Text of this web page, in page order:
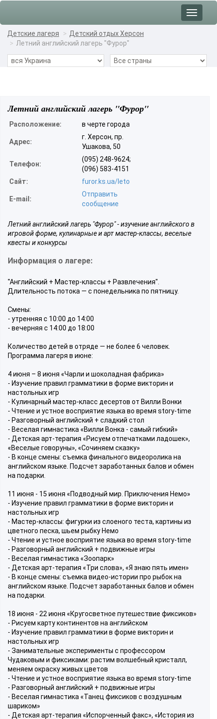
Toggle
Детские лагеря
Детский отдых Херсон
Летний английский лагерь "Фурор"
Летний английский лагерь "Фурор"
Расположение: в черте города
Адрес:
г. Херсон, пр.
Ушакова, 50
Телефон:
(095) 248-9624;
(096) 583-4151
Сайт:
furor.ks.ua/leto
E-mail:
Отправить
сообщение
Летний английский лагерь "Фурор" - изучение английского в
игровой форме, кулинарные и арт мастер-классы, веселые
квесты и конкурсы
Информация о лагере:
"Английский + Мастер-классы + Развлечения".
Длительность потока — с понедельника по пятницу.
Смены:
- утренняя с 10:00 до 14:00
- вечерняя с 14:00 до 18:00
Количество детей в отряде — не более 6 человек.
Программа лагеря в июне:
4 июня – 8 июня «Чарли и шоколадная фабрика»
- Изучение правил грамматики в форме викторин и
настольных игр
- Кулинарный мастер-класс десертов от Вилли Вонки
- Чтение и устное восприятие языка во время story-time
- Разговорный английский + сладкий стол
- Веселая гимнастика «Вилли Вонка - самый гибкий»
- Детская арт-терапия «Рисуем отпечатками ладошек»,
«Веселые говоруны», «Сочиняем сказку»
- В конце смены: съемка финального видеоролика на
английском языке. Подсчет заработанных балов и обмен
на подарки.
11 июня - 15 июня «Подводный мир. Приключения Немо»
- Изучение правил грамматики в форме викторин и
настольных игр
- Мастер-классы: фигурки из слоеного теста, картины из
цветного песка, шьем рыбку Немо
- Чтение и устное восприятие языка во время story-time
- Разговорный английский + подвижные игры
- Веселая гимнастика «Зоопарк»
- Детская арт-терапия «Три слова», «Я знаю пять имен»
- В конце смены: съемка видео-истории про рыбок на
английском языке. Подсчет заработанных балов и обмен
на подарки.
18 июня - 22 июня «Кругосветное путешествие фиксиков»
- Рисуем карту континентов на английском
- Изучение правил грамматики в форме викторин и
настольных игр
- Занимательные эксперименты с профессором
Чудаковым и фиксиками: растим волшебный кристалл,
меняем окраску живых цветов
- Чтение и устное восприятие языка во время story-time
- Разговорный английский + подвижные игры
- Веселая гимнастика «Танец фиксиков с воздушным
шариком»
- Детская арт-терапия «Испорченный факс», «История из